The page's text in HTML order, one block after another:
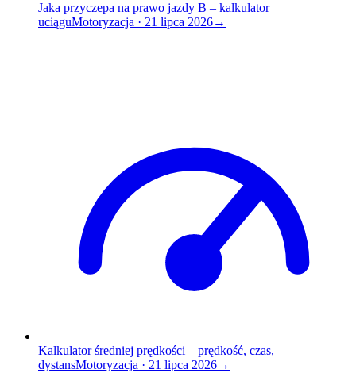
Jaka przyczepa na prawo jazdy B – kalkulator
uciąguMotoryzacja · 21 lipca 2026→
Kalkulator średniej prędkości – prędkość, czas,
dystansMotoryzacja · 21 lipca 2026→